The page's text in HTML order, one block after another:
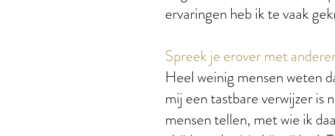
ervaringen heb ik te vaak
Spreek je erover met
Heel weinig mensen weten
mij een tastbare verwijzer is
mensen tellen, met wie ik